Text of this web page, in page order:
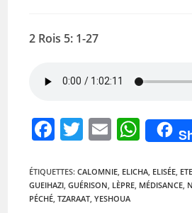
publication :
2 Rois 5: 1-27
F
c
e
T
itt
er
E
ai
l
W
h
at
s
ÉTIQUETTES:CALOMNIE ELICHA ELISÉE
GUEIHAZI GUÉRISON LÈPRE MÉDISANCE
PÉCHÉ TZARAAT YESHOUA